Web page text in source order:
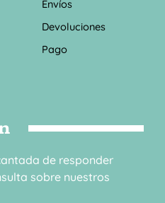
Envíos
Devoluciones
Pago
de responder
sobre nuestros